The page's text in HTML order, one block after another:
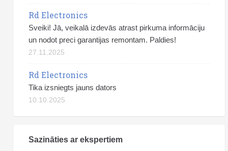
Rd Electronics
Sveiki! Jā, veikalā izdevās atrast pirkuma informāciju
un nodot preci garantijas remontam. Paldies!
27.11.2025
Rd Electronics
Tika izsniegts jauns dators
10.10.2025
Sazināties ar ekspertiem